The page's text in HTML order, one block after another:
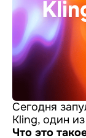
Сегодня
Kling, один
Что это